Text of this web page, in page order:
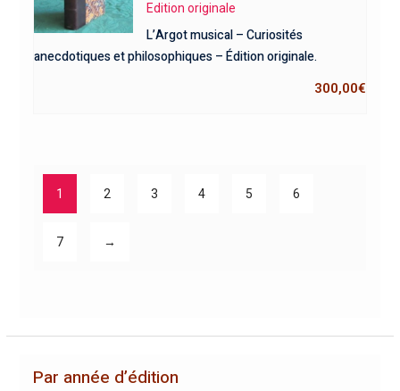
Edition originale
L’Argot musical – Curiosités
anecdotiques et philosophiques – Édition originale.
300,00€
1 2 3 4 5 6
7 →
Par année d’édition